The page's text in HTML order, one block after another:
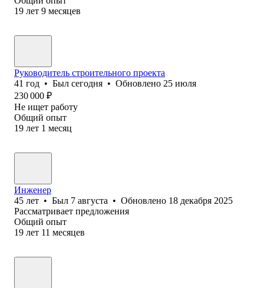
19 лет 9 месяцев
Руководитель строительного проекта
41 год • Был сегодня • Обновлено 25 июля
230 000 ₽
Не ищет работу
Общий опыт
19 лет 1 месяц
Инженер
45 лет • Был 7 августа • Обновлено 18 декабря 2025
Рассматривает предложения
Общий опыт
19 лет 11 месяцев